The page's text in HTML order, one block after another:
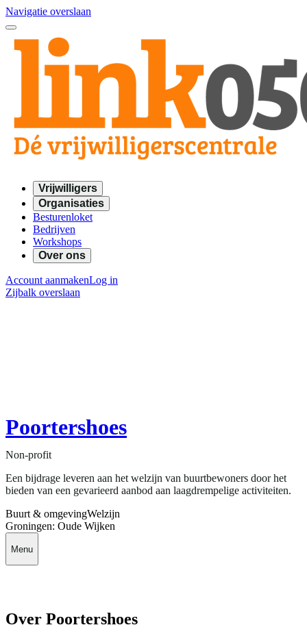
Navigatie overslaan
Vrijwilligers
Organisaties
Besturenloket
Bedrijven
Workshops
Over ons
Account aanmakenLog in
Zijbalk overslaan
Poortershoes
Non-profit
Een bijdrage leveren aan het welzijn van buurtbewoners door het
bieden van een gevarieerd aanbod aan laagdrempelige activiteiten.
Buurt & omgevingWelzijn
Groningen: Oude Wijken
Menu
Over Poortershoes